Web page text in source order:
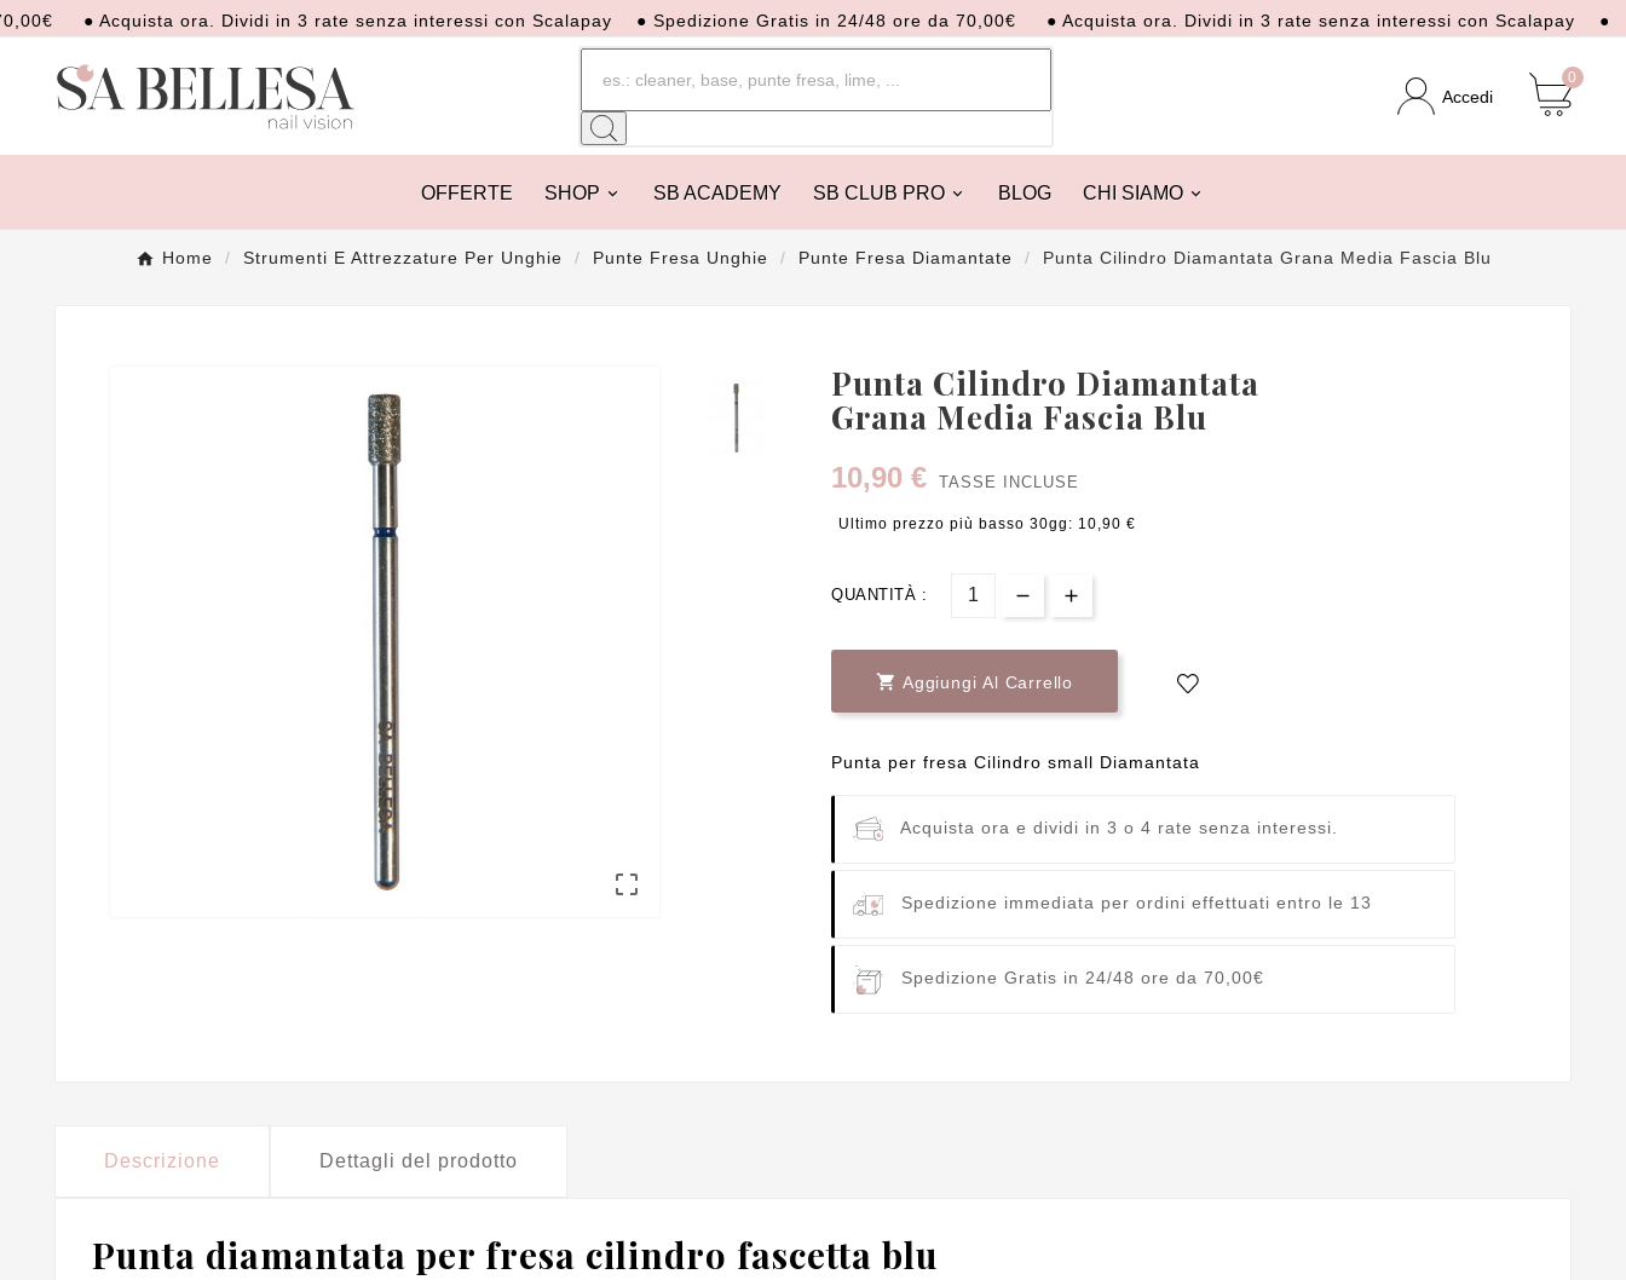
● Acquista ora. Dividi in 3 rate senza interessi con Scalapay ● Spedizione Gratis in 24/48 ore da 70,00€ ● Acquista ora. Dividi in 3 rate senza interessi con Scalapay ●
Accedi
0
OFFERTE SHOP SB ACADEMY SB CLUB PRO BLOG CHI SIAMO
Home Strumenti E Attrezzature Per Unghie Punte Fresa Unghie Punte Fresa Diamantate Punta Cilindro Diamantata Grana Media Fascia Blu

Punta Cilindro Diamantata
Grana Media Fascia Blu
10,90 € TASSE INCLUSE
Ultimo prezzo più basso 30gg: 10,90 €
QUANTITÀ :
 Aggiungi Al Carrello
Punta per fresa Cilindro small Diamantata
Acquista ora e dividi in 3 o 4 rate senza interessi.
Spedizione immediata per ordini effettuati entro le 13
Spedizione Gratis in 24/48 ore da 70,00€
Descrizione Dettagli del prodotto
Punta diamantata per fresa cilindro fascetta blu